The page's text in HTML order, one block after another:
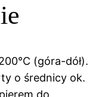
(góra-dół).
o średnicy ok.
do